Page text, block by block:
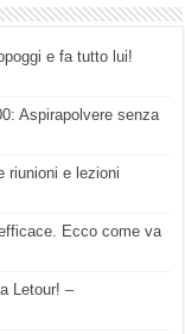
e fa tutto lui!
Aspirapolvere senza
riunioni e lezioni
Ecco come va
Letour! –